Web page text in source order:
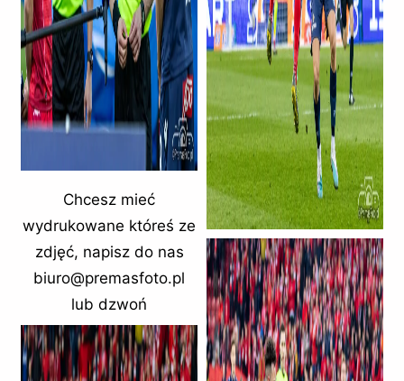
Chcesz mieć
wydrukowane któreś ze
zdjęć, napisz do nas
biuro@premasfoto.pl
lub dzwoń